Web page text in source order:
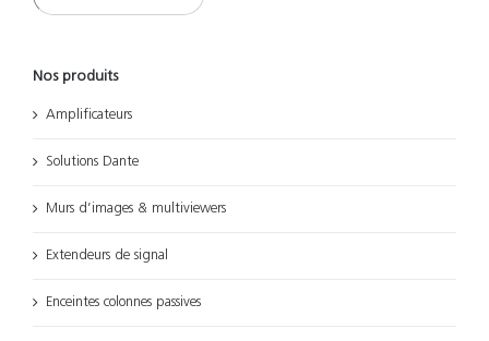
Nos produits
Amplificateurs
Solutions Dante
Murs d’images & multiviewers
Extendeurs de signal
Enceintes colonnes passives